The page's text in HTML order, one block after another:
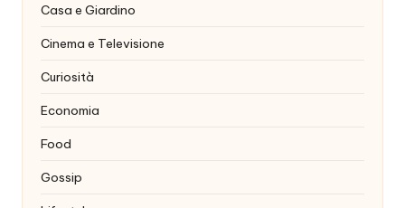
Casa e Giardino
Cinema e Televisione
Curiosità
Economia
Food
Gossip